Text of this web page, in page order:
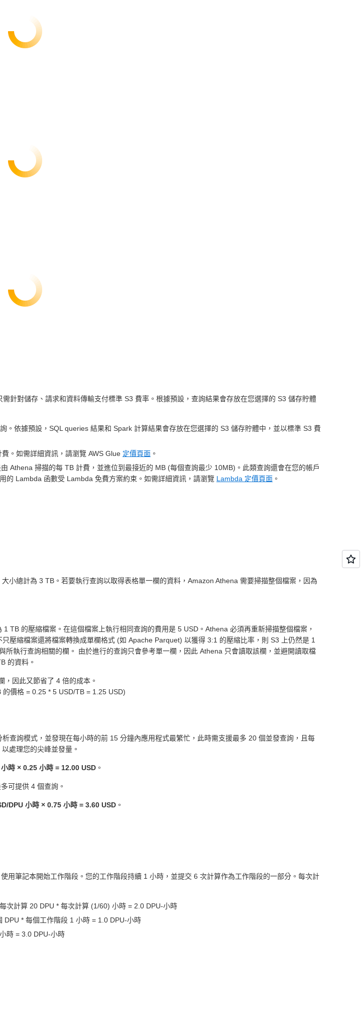
針對儲存、請求和資料傳輸支付標準 S3 費率。根據預設，查詢結果會存放在您選擇的 S3 儲存貯體
依據預設，SQL queries 結果和 Spark 計算結果會存放在您選擇的 S3 儲存貯體中，並以標準 S3 費
。如需詳細資訊，請瀏覽 AWS Glue 定價頁面 。
Athena 掃描的每 TB 計費，並進位到最接近的 MB (每個查詢最少 10MB)。此類查詢還會在您的帳戶
的 Lambda 函數受 Lambda 免費方案約束。如需詳細資訊，請瀏覽 Lambda 定價頁面 。
小總計為 3 TB。若要執行查詢以取得表格單一欄的資料，Amazon Athena 需要掃描整個檔案，因為
TB 的壓縮檔案。在這個檔案上執行相同查詢的費用是 5 USD。Athena 必須再重新掃描整個檔案，
壓縮檔案還將檔案轉換成單欄格式 (如 Apache Parquet) 以獲得 3:1 的壓縮比率，則 S3 上仍然是 1
執行查詢相關的欄。 由於進行的查詢只會參考單一欄，因此 Athena 只會讀取該欄，並避開讀取檔
的資料。
，因此又節省了 4 倍的成本。
價格 = 0.25 * 5 USD/TB = 1.25 USD)
查詢模式，並發現在每小時的前 15 分鐘內應用程式最繁忙，此時需支援最多 20 個並發查詢，且每
處理您的尖峰並發量。
時 × 0.25 小時 = 12.00 USD 。
可提供 4 個查詢。
DPU 小時 × 0.75 小時 = 3.60 USD 。
筆記本開始工作階段。您的工作階段持續 1 小時，並提交 6 次計算作為工作階段的一部分。每次計
次計算 20 DPU * 每次計算 (1/60) 小時 = 2.0 DPU-小時
DPU * 每個工作階段 1 小時 = 1.0 DPU-小時
時 = 3.0 DPU-小時